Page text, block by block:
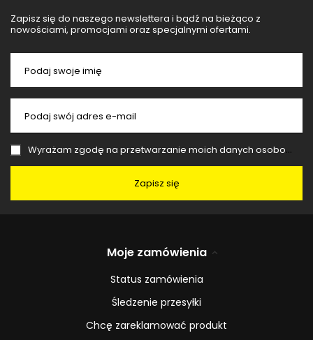
Zapisz się do naszego newslettera i bądź na bieżąco z
nowościami, promocjami oraz specjalnymi ofertami.
Podaj swoje imię
Podaj swój adres e-mail
Wyrażam zgodę na przetwarzanie moich danych osobowych (adres e-mail) na potrzeby wysyłki newslettera z informacją handlową (marketing). Więcej w
Zapisz się
Moje zamówienia
Status zamówienia
Śledzenie przesyłki
Chcę zareklamować produkt